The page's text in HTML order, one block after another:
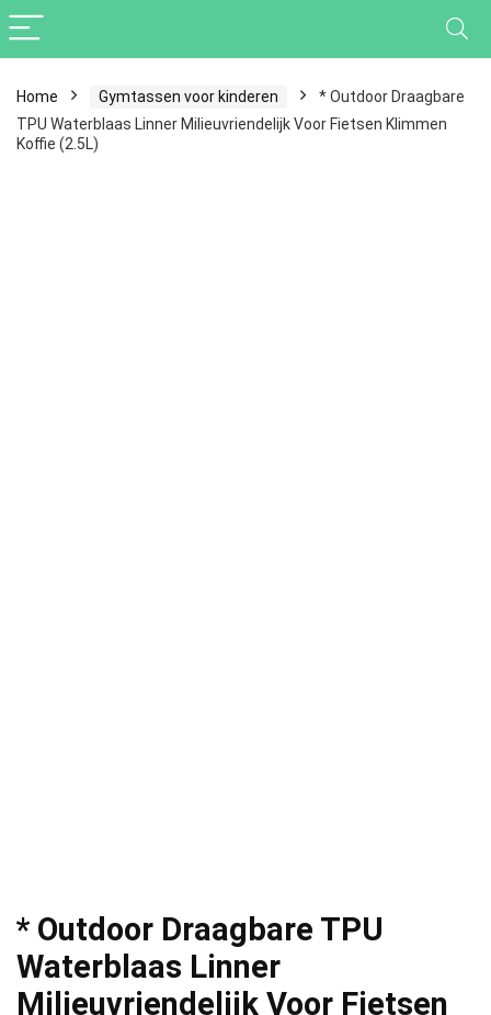
Home Gymtassen voor kinderen
* Outdoor Draagbare
TPU Waterblaas Linner Milieuvriendelijk Voor Fietsen Klimmen
Koffie (2.5L)
* Outdoor Draagbare TPU
Waterblaas Linner
Milieuvriendelijk Voor Fietsen